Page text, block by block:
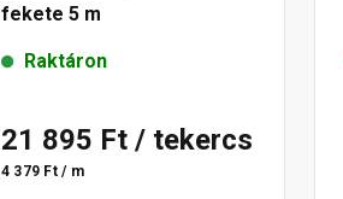
fekete 5 m
Raktáron
21 895 Ft / tekercs
4 379 Ft / m